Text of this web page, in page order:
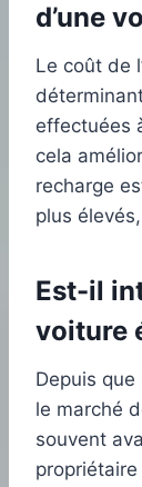
d’une
Le coût de
effectuées
cela
recharge
plus
Est-il
voiture
Depuis
le marché
souvent